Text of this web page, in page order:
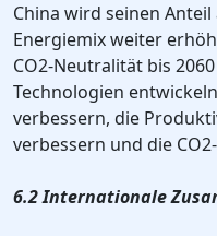
China wird seinen
Energiemix weiter
CO2-Neutralität bis
Technologien
verbessern, die
verbessern und die
6.2 Internationale